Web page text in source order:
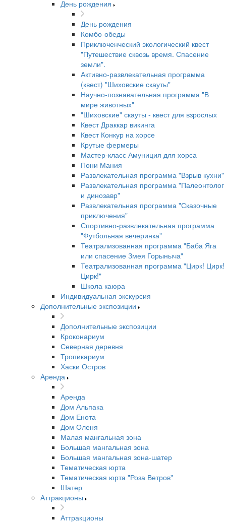
День рождения
День рождения
Комбо-обеды
Приключенческий экологический квест
"Путешествие сквозь время. Спасение
земли".
Активно-развлекательная программа
(квест) "Шиховские скауты"
Научно-познавательная программа "В
мире животных"
"Шиховские" скауты - квест для взрослых
Квест Драккар викинга
Квест Конкур на хорсе
Крутые фермеры
Мастер-класс Амуниция для хорса
Пони Мания
Развлекательная программа "Взрыв кухни"
Развлекательная программа "Палеонтолог
и динозавр"
Развлекательная программа "Сказочные
приключения"
Спортивно-развлекательная программа
"Футбольная вечеринка"
Театрализованная программа "Баба Яга
или спасение Змея Горыныча"
Театрализованная программа "Цирк! Цирк!
Цирк!"
Школа каюра
Индивидуальная экскурсия
Дополнительные экспозиции
Дополнительные экспозиции
Кроконариум
Северная деревня
Тропикариум
Хаски Остров
Аренда
Аренда
Дом Альпака
Дом Енота
Дом Оленя
Малая мангальная зона
Большая мангальная зона
Большая мангальная зона-шатер
Тематическая юрта
Тематическая юрта "Роза Ветров"
Шатер
Аттракционы
Аттракционы